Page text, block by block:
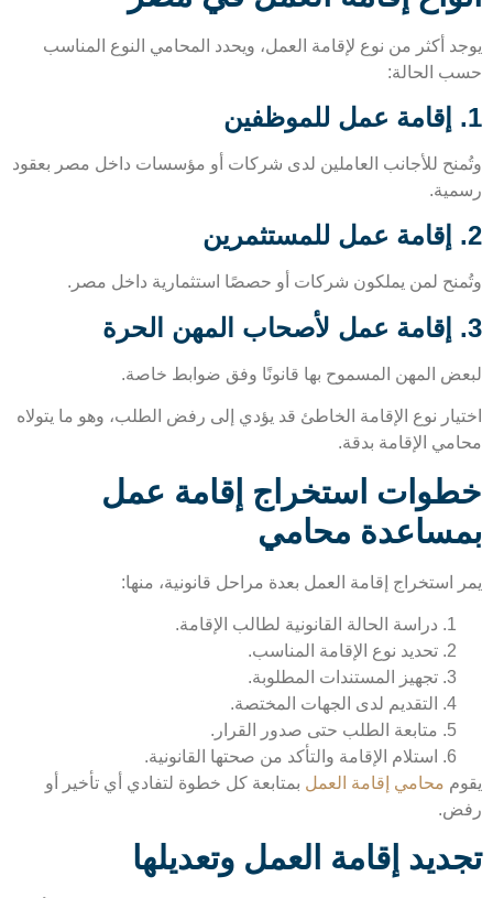
أكثر من نوع لإقامة العمل، ويحدد المحامي النوع المناسب
الحالة:
للأجانب العاملين لدى شركات أو مؤسسات داخل مصر بعقود
لمن يملكون شركات أو حصصًا استثمارية داخل مصر.
المهن المسموح بها قانونًا وفق ضوابط خاصة.
نوع الإقامة الخاطئ قد يؤدي إلى رفض الطلب، وهو ما يتولاه
الإقامة بدقة.
استخراج إقامة عمل
محامي
استخراج إقامة العمل بعدة مراحل قانونية، منها:
دراسة الحالة القانونية لطالب الإقامة.
تحديد نوع الإقامة المناسب.
تجهيز المستندات المطلوبة.
التقديم لدى الجهات المختصة.
متابعة الطلب حتى صدور القرار.
استلام الإقامة والتأكد من صحتها القانونية.
محامي إقامة العملبمتابعة كل خطوة لتفادي أي تأخير أو
إقامة العمل وتعديلها